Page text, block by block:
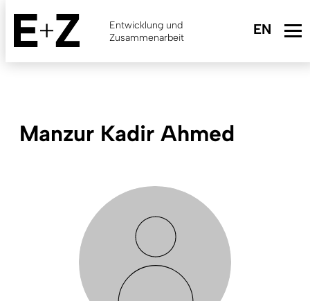
Skip
main
content
Entwicklung und
Zusammenarbeit
Manzur Kadir Ahmed